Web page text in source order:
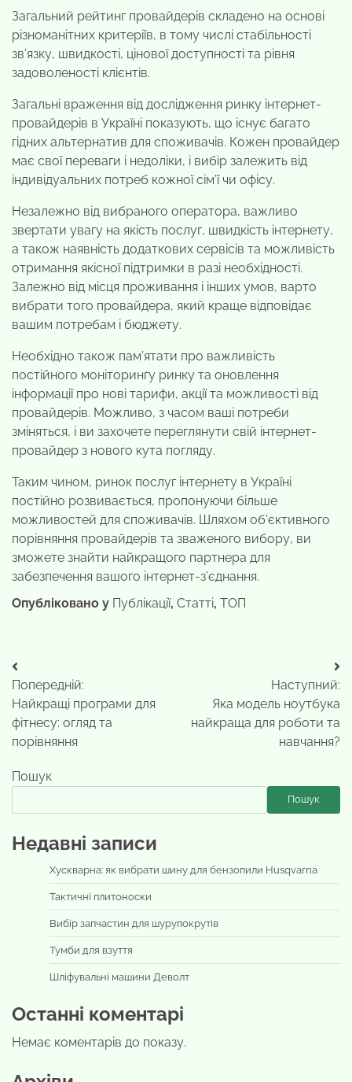
Загальний рейтинг провайдерів складено на основі
різноманітних критеріїв, в тому числі стабільності
зв’язку, швидкості, цінової доступності та рівня
задоволеності клієнтів.
Загальні враження від дослідження ринку інтернет-
провайдерів в Україні показують, що існує багато
гідних альтернатив для споживачів. Кожен провайдер
має свої переваги і недоліки, і вибір залежить від
індивідуальних потреб кожної сім’ї чи офісу.
Незалежно від вибраного оператора, важливо
звертати увагу на якість послуг, швидкість інтернету,
а також наявність додаткових сервісів та можливість
отримання якісної підтримки в разі необхідності.
Залежно від місця проживання і інших умов, варто
вибрати того провайдера, який краще відповідає
вашим потребам і бюджету.
Необхідно також пам’ятати про важливість
постійного моніторингу ринку та оновлення
інформації про нові тарифи, акції та можливості від
провайдерів. Можливо, з часом ваші потреби
зміняться, і ви захочете переглянути свій інтернет-
провайдер з нового кута погляду.
Таким чином, ринок послуг інтернету в Україні
постійно розвивається, пропонуючи більше
можливостей для споживачів. Шляхом об’єктивного
порівняння провайдерів та зваженого вибору, ви
зможете знайти найкращого партнера для
забезпечення вашого інтернет-з’єднання.
Опубліковано у Публікації, Статті, ТОП
Навігація
записів
Попередній:
Найкращі програми для
фітнесу: огляд та
порівняння
Наступний:
Яка модель ноутбука
найкраща для роботи та
навчання?
Пошук
Пошук
Недавні записи
Хускварна: як вибрати шину для бензопили Husqvarna
Тактичні плитоноски
Вибір запчастин для шурупокрутів
Тумби для взуття
Шліфувальні машини Деволт
Останні коментарі
Немає коментарів до показу.